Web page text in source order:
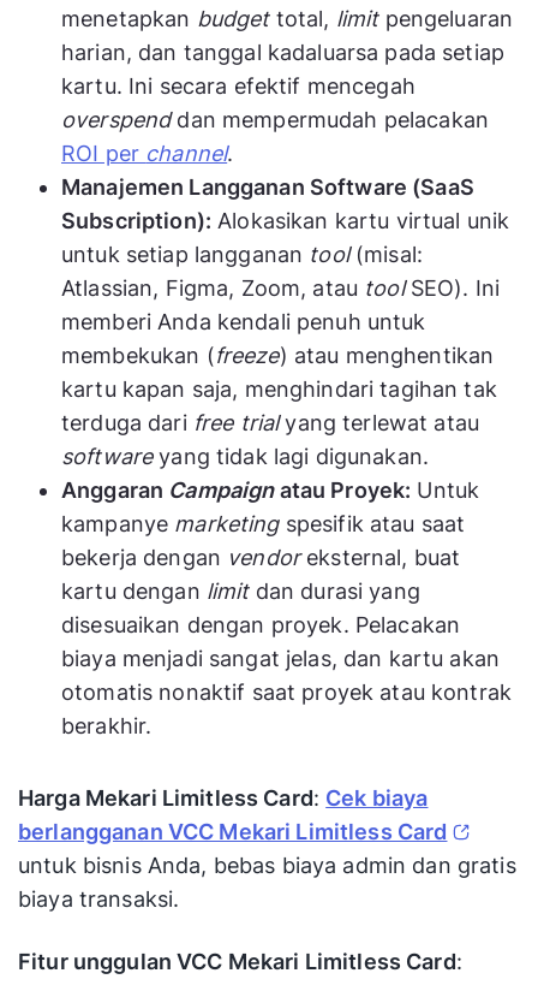
menetapkan budgettotal, limitpengeluaran
harian, dan tanggal kadaluarsa pada setiap
kartu. Ini secara efektif mencegah
overspenddan mempermudah pelacakan
ROI per channel.
Manajemen Langganan Software (SaaS
Subscription): Alokasikan kartu virtual unik
untuk setiap langganan tool(misal:
Atlassian, Figma, Zoom, atau toolSEO). Ini
memberi Anda kendali penuh untuk
membekukan (freeze) atau menghentikan
kartu kapan saja, menghindari tagihan tak
terduga dari free trialyang terlewat atau
softwareyang tidak lagi digunakan.
Anggaran Campaignatau Proyek: Untuk
kampanye marketingspesifik atau saat
bekerja dengan vendoreksternal, buat
kartu dengan limitdan durasi yang
disesuaikan dengan proyek. Pelacakan
biaya menjadi sangat jelas, dan kartu akan
otomatis nonaktif saat proyek atau kontrak
berakhir.
Harga Mekari Limitless Card: Cek biaya
berlangganan VCC Mekari Limitless Card
untuk bisnis Anda, bebas biaya admin dan gratis
biaya transaksi.
Fitur unggulan VCC Mekari Limitless Card: